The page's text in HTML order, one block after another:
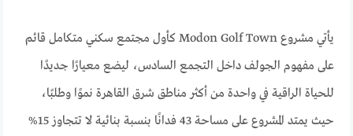
يأتي مشروع Modon Golf Town كأول مجتمع سكني متكامل قائم
على مفهوم الجولف داخل التجمع السادس، ليضع معيارًا جديدًا
للحياة الراقية في واحدة من أكثر مناطق شرق القاهرة نموًا وطلبًا،
حيث يمتد المشروع على مساحة 43 فدانًا بنسبة بنائية لا تتجاوز 15%